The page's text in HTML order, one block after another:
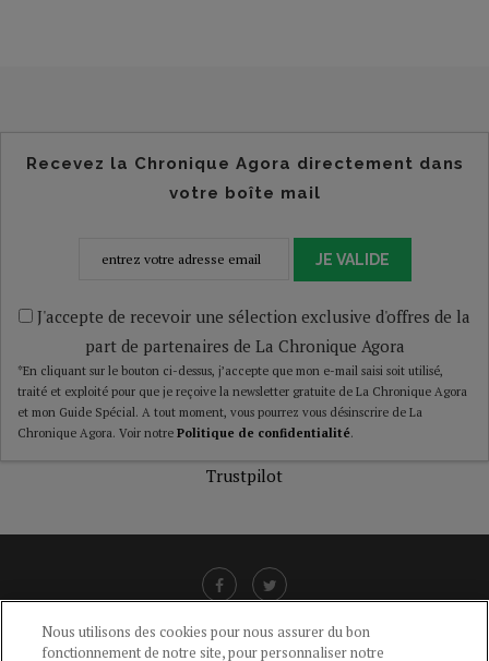
Recevez la Chronique Agora directement dans
votre boîte mail
JE VALIDE
J'accepte de recevoir une sélection exclusive d'offres de la
part de partenaires de La Chronique Agora
*En cliquant sur le bouton ci-dessus, j’accepte que mon e-mail saisi soit utilisé,
traité et exploité pour que je reçoive la newsletter gratuite de La Chronique Agora
et mon Guide Spécial. A tout moment, vous pourrez vous désinscrire de La
Chronique Agora. Voir notre Politique de confidentialité.
Trustpilot
Nous utilisons des cookies pour nous assurer du bon
fonctionnement de notre site, pour personnaliser notre